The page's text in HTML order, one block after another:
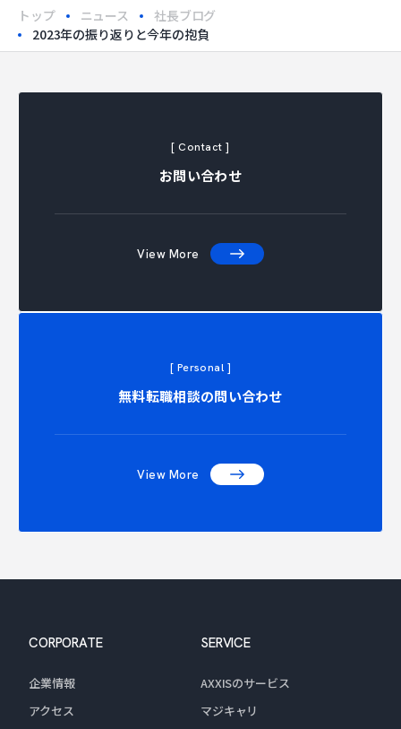
トップ ニュース
社長ブログ
2023年の振り返りと今年の抱負
[ Contact ]
お問い合わせ
View More
[ Personal ]
無料転職相談の問い合わせ
View More
CORPORATE
企業情報
アクセス
SERVICE
AXXISのサービス
マジキャリ